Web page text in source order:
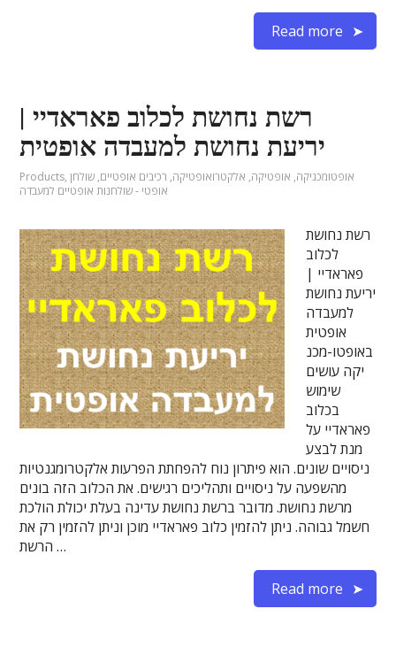
Read more
רשת נחושת לכלוב פאראדיי |
יריעת נחושת למעבדה אופטית
Products, אופטומכניקה, אופטיקה, אלקטרואופטיקה, רכיבים אופטיים, שולחן
אופטי - שולחנות אופטיים למעבדה
רשת נחושת
לכלוב
פאראדיי |
יריעת נחושת
למעבדה
אופטית
באופטו-מכנ
יקה עושים
שימוש
בכלוב
פאראדיי על
מנת לבצע
ניסויים שונים. הוא פיתרון נוח להפחתת הפרעות אלקטרומגנטיות
מהשפעה על ניסויים ותהליכים רגישים. את הכלוב הזה בונים
מרשת נחושת. מדובר ברשת נחושת עדינה בעלת יכולת הולכת
חשמל גבוהה. ניתן להזמין כלוב פאראדיי מוכן וניתן להזמין רק את
הרשת …
Read more